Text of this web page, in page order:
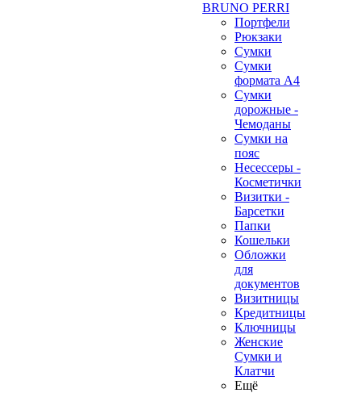
BRUNO PERRI
Портфели
Рюкзаки
Сумки
Сумки
формата А4
Сумки
дорожные -
Чемоданы
Сумки на
пояс
Несессеры -
Косметички
Визитки -
Барсетки
Папки
Кошельки
Обложки
для
документов
Визитницы
Кредитницы
Ключницы
Женские
Сумки и
Клатчи
Ещё